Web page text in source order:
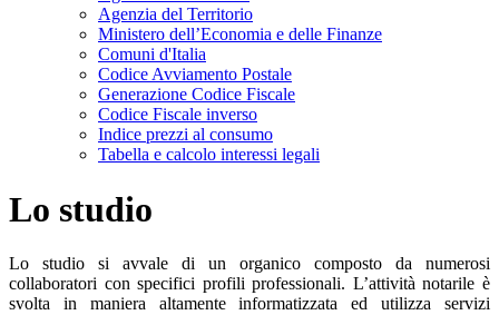
Agenzia del Territorio
Ministero dell’Economia e delle Finanze
Comuni d'Italia
Codice Avviamento Postale
Generazione Codice Fiscale
Codice Fiscale inverso
Indice prezzi al consumo
Tabella e calcolo interessi legali
Lo studio
Lo studio si avvale di un organico composto da numerosi
collaboratori con specifici profili professionali. L’attività notarile è
svolta in maniera altamente informatizzata ed utilizza servizi